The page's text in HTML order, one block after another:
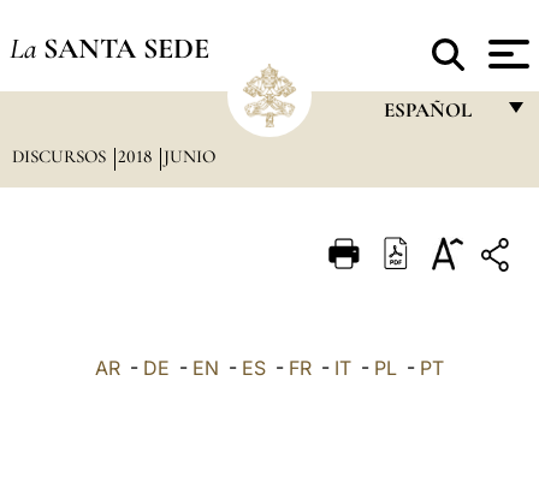
La SANTA SEDE
ESPAÑOL
ITALIANO
DISCURSOS 2018 JUNIO
AR - DE - EN - ES - FR - IT - PL - PT